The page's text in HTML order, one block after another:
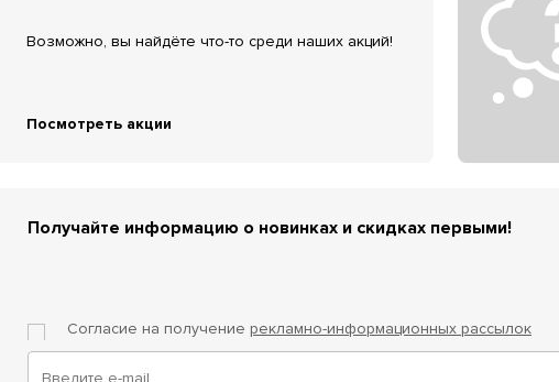
Возможно, вы найдёте что-то среди наших акций!
Посмотреть акции
Получайте информацию о новинках и скидках первыми!
Согласие на получение рекламно-информационных рассылок